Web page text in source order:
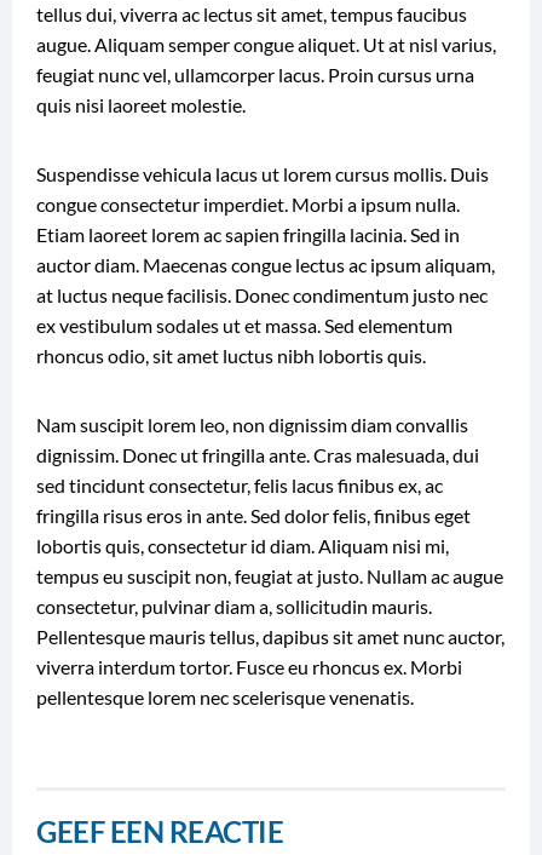
tellus dui, viverra ac lectus sit amet, tempus faucibus
augue. Aliquam semper congue aliquet. Ut at nisl varius,
feugiat nunc vel, ullamcorper lacus. Proin cursus urna
quis nisi laoreet molestie.
Suspendisse vehicula lacus ut lorem cursus mollis. Duis
congue consectetur imperdiet. Morbi a ipsum nulla.
Etiam laoreet lorem ac sapien fringilla lacinia. Sed in
auctor diam. Maecenas congue lectus ac ipsum aliquam,
at luctus neque facilisis. Donec condimentum justo nec
ex vestibulum sodales ut et massa. Sed elementum
rhoncus odio, sit amet luctus nibh lobortis quis.
Nam suscipit lorem leo, non dignissim diam convallis
dignissim. Donec ut fringilla ante. Cras malesuada, dui
sed tincidunt consectetur, felis lacus finibus ex, ac
fringilla risus eros in ante. Sed dolor felis, finibus eget
lobortis quis, consectetur id diam. Aliquam nisi mi,
tempus eu suscipit non, feugiat at justo. Nullam ac augue
consectetur, pulvinar diam a, sollicitudin mauris.
Pellentesque mauris tellus, dapibus sit amet nunc auctor,
viverra interdum tortor. Fusce eu rhoncus ex. Morbi
pellentesque lorem nec scelerisque venenatis.
GEEF EEN REACTIE